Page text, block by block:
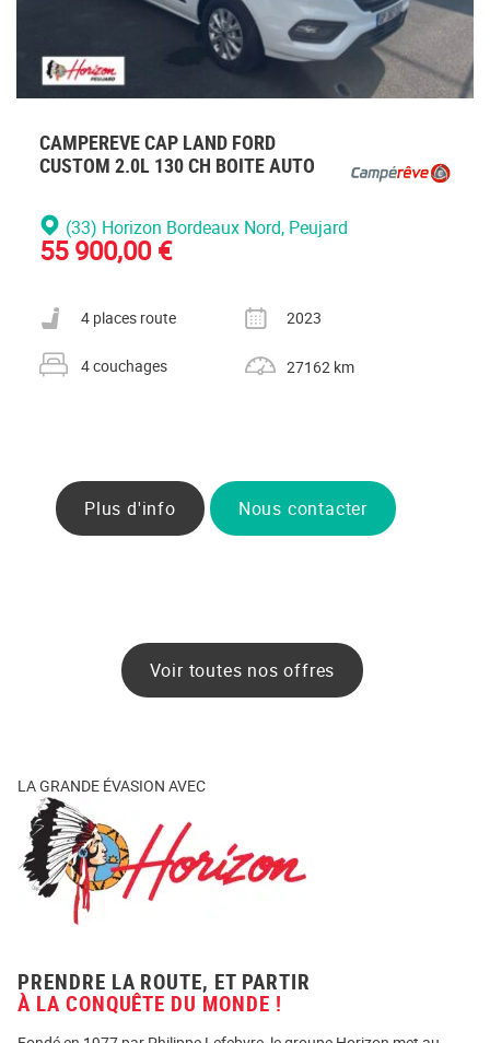
CAMPEREVE CAP LAND FORD
CUSTOM 2.0L 130 CH BOITE AUTO
(33) Horizon Bordeaux Nord, Peujard
55 900,00 €
Nombre de places carte grise
4 places route
Année
2023
Nombre de couchages
4 couchages
Kilométrage
27162 km
Plus d'info Nous contacter
Voir toutes nos offres
LA GRANDE ÉVASION AVEC
PRENDRE LA ROUTE, ET PARTIR
À LA CONQUÊTE DU MONDE !